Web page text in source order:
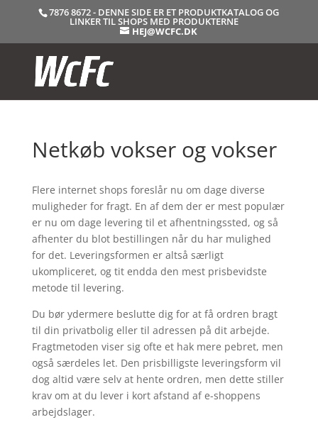
7876 8672 - DENNE SIDE ER ET PRODUKTKATALOG OG
LINKER TIL SHOPS MED PRODUKTERNE
HEJ@WCFC.DK
Netkøb vokser og vokser
Flere internet shops foreslår nu om dage diverse
muligheder for fragt. En af dem der er mest populær
er nu om dage levering til et afhentningssted, og så
afhenter du blot bestillingen når du har mulighed
for det. Leveringsformen er altså særligt
ukompliceret, og tit endda den mest prisbevidste
metode til levering.
Du bør ydermere beslutte dig for at få ordren bragt
til din privatbolig eller til adressen på dit arbejde.
Fragtmetoden viser sig ofte et hak mere pebret, men
også særdeles let. Den prisbilligste leveringsform vil
dog altid være selv at hente ordren, men dette stiller
krav om at du lever i kort afstand af e-shoppens
arbejdslager.